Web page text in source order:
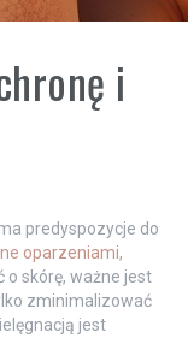
i
predyspozycje do
oparzeniami,
skórę, ważne jest
zminimalizować
jest